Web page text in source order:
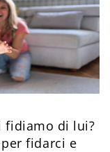
fidiamo di lui?
fidarci e